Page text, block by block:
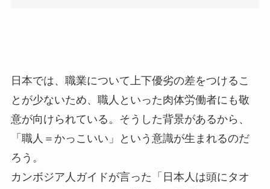
日本では、職業について上下優劣の差をつけるこ
とが少ないため、職人といった肉体労働者にも敬
意が向けられている。そうした背景があるから、
「職人＝かっこいい」という意識が生まれるのだ
ろう。
カンボジア人ガイドが言った「日本人は頭にタオ